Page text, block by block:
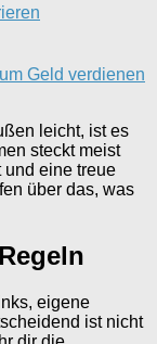
Geld verdienen
leicht, ist es
steckt meist
und eine treue
über das, was
eigene
ist nicht